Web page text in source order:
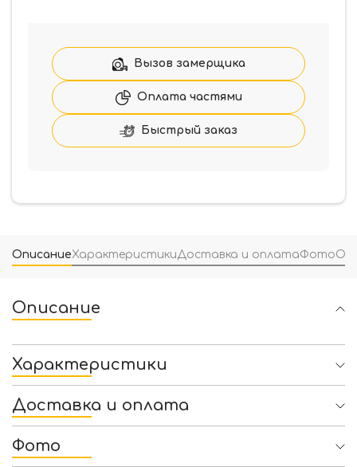
3154
F02
для
дверных
латунь
Вызов замерщика
Оплата частями
Быстрый заказ
ОписаниеХарактеристикиДоставка и оплатаФото
Описание
Характеристики
Доставка и оплата
Фото